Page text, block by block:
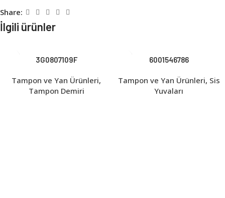
Share:
İlgili ürünler
3G0807109F
Tampon ve Yan Ürünleri,
Tampon Demiri
6001546786
Tampon ve Yan Ürünleri, Sis
Yuvaları